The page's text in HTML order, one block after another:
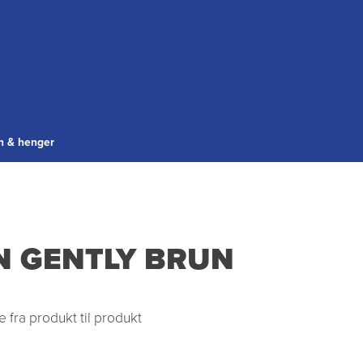
& henger
GENTLY BRUN
fra produkt til produkt